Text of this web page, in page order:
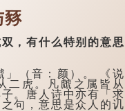
豩
有什么特别的意思
（音：颜）。 《说
二虎。凡虤之属皆从
。唐人诗中亦有「求
句，意思是众人的讥